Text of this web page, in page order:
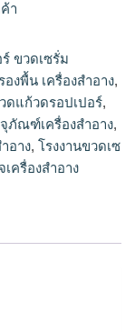
า
, บรรจุภัณฑ์ใส่เซ
ดดรอปเปอร์, ขวด
งงานขวดเซรั่ม,
รจุภัณฑ์เครื่อง
ครื่องสำอาง,
ขวดเซรั่ม
องพื้น เครื่องสำอาง,
ดแก้วดรอปเปอร์,
ภัณฑ์เครื่องสำอาง,
อาง, โรงงานขวดเซ
เครื่องสำอาง